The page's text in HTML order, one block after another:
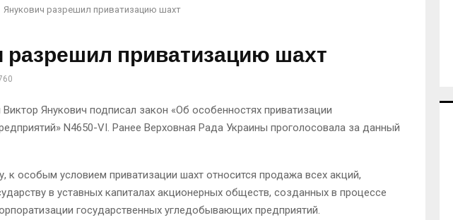
Янукович разрешил приватизацию шахт
разрешил приватизацию шахт
Янукович подписал закон «Об особенностях приватизации
N4650-VI. Ранее Верховная Рада Украины проголосовала за данный
к особым условием приватизации шахт относится продажа всех акций,
в уставных капиталах акционерных обществ, созданных в процессе
государственных угледобывающих предприятий.